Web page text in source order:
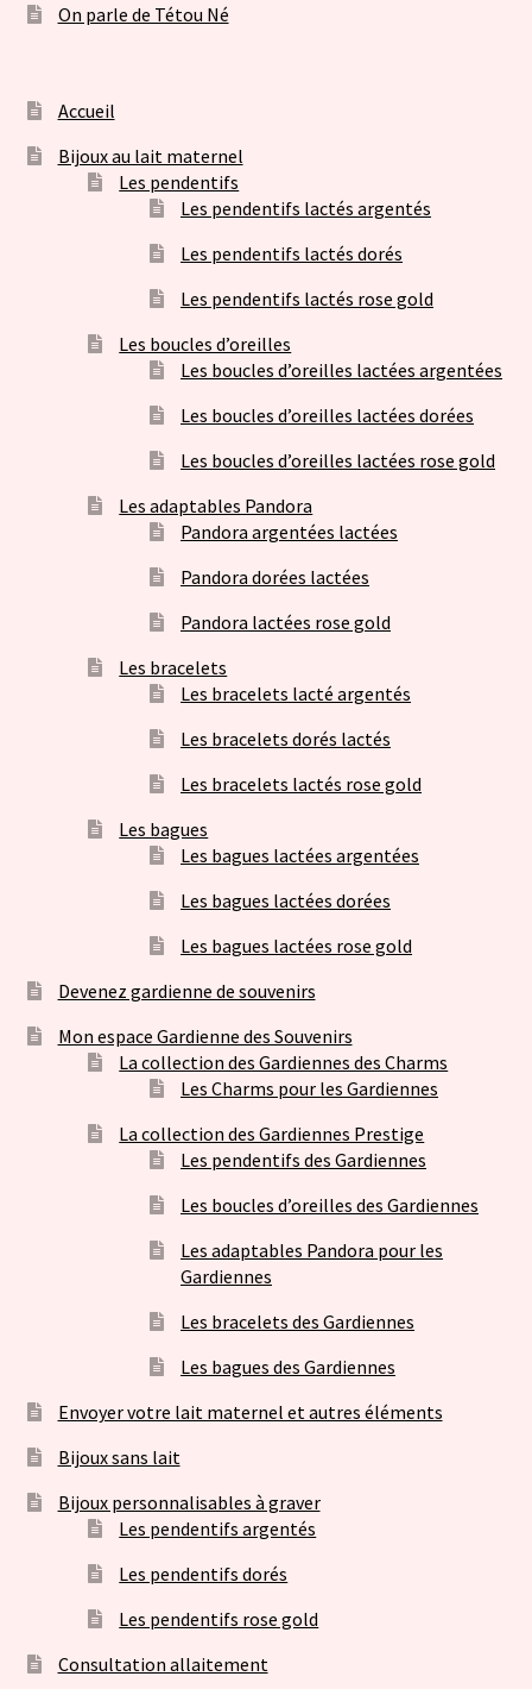
On parle de Tétou Né
Accueil
Bijoux au lait maternel
Les pendentifs
Les pendentifs lactés argentés
Les pendentifs lactés dorés
Les pendentifs lactés rose gold
Les boucles d’oreilles
Les boucles d’oreilles lactées argentées
Les boucles d’oreilles lactées dorées
Les boucles d’oreilles lactées rose gold
Les adaptables Pandora
Pandora argentées lactées
Pandora dorées lactées
Pandora lactées rose gold
Les bracelets
Les bracelets lacté argentés
Les bracelets dorés lactés
Les bracelets lactés rose gold
Les bagues
Les bagues lactées argentées
Les bagues lactées dorées
Les bagues lactées rose gold
Devenez gardienne de souvenirs
Mon espace Gardienne des Souvenirs
La collection des Gardiennes des Charms
Les Charms pour les Gardiennes
La collection des Gardiennes Prestige
Les pendentifs des Gardiennes
Les boucles d’oreilles des Gardiennes
Les adaptables Pandora pour les
Gardiennes
Les bracelets des Gardiennes
Les bagues des Gardiennes
Envoyer votre lait maternel et autres éléments
Bijoux sans lait
Bijoux personnalisables à graver
Les pendentifs argentés
Les pendentifs dorés
Les pendentifs rose gold
Consultation allaitement